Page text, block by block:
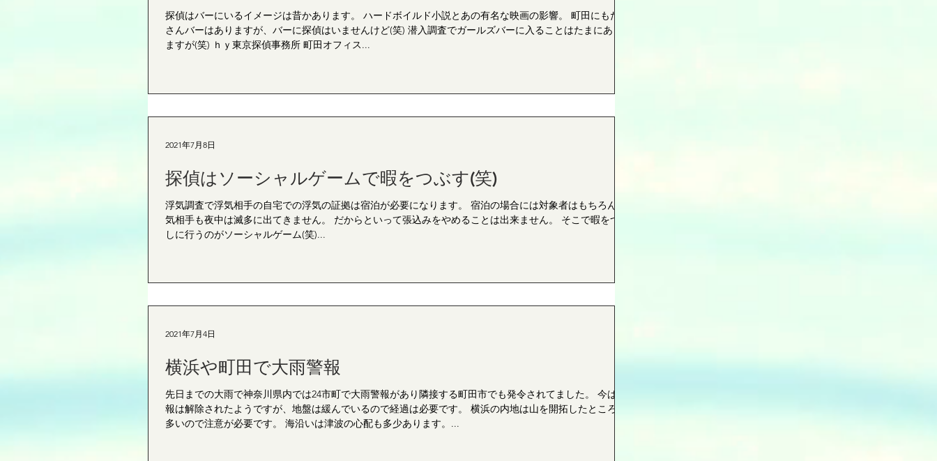
探偵はバーにいるイメージは昔かあります。 ハードボイルド小説とあの有名な映画の影響。 町田にもたく
さんバーはありますが、バーに探偵はいませんけど(笑) 潜入調査でガールズバーに入ることはたまにあり
ますが(笑) ｈｙ東京探偵事務所 町田オフィス...
探偵はソーシャルゲームで暇をつぶす(笑)
浮気調査で浮気相手の自宅での浮気の証拠は宿泊が必要になります。 宿泊の場合には対象者はもちろん浮
気相手も夜中は滅多に出てきません。 だからといって張込みをやめることは出来ません。 そこで暇をつぶ
しに行うのがソーシャルゲーム(笑)...
2021年7月8日
横浜や町田で大雨警報
先日までの大雨で神奈川県内では24市町で大雨警報があり隣接する町田市でも発令されてました。 今は警
報は解除されたようですが、地盤は緩んでいるので経過は必要です。 横浜の内地は山を開拓したところも
多いので注意が必要です。 海沿いは津波の心配も多少あります。...
2021年7月4日